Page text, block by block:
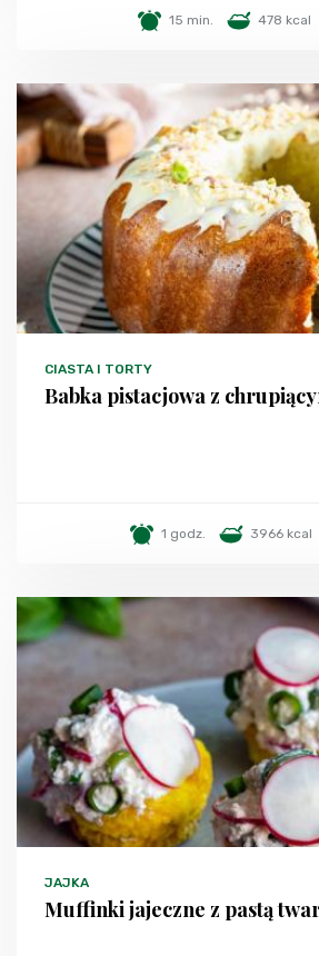
15 min. 478 kcal
CIASTA I TORTY
Babka pistacjowa z
1 godz. 3966 kcal
JAJKA
Muffinki jajeczne z pastą